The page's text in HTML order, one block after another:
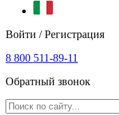
Войти / Регистрация
8 800 511-89-11
Обратный звонок